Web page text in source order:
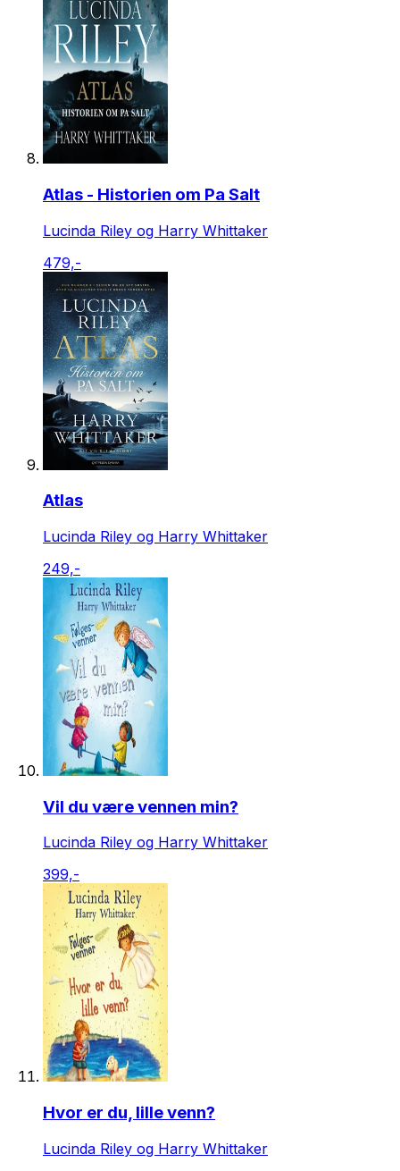
Atlas - Historien om Pa Salt
Lucinda Riley og Harry Whittaker
479,-
Atlas
Lucinda Riley og Harry Whittaker
249,-
Vil du være vennen min?
Lucinda Riley og Harry Whittaker
399,-
Hvor er du, lille venn?
Lucinda Riley og Harry Whittaker